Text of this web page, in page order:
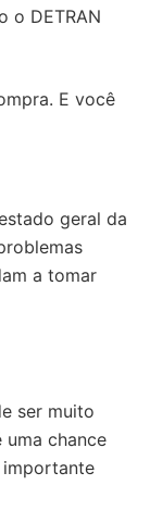
o DETRAN
E você
geral da
a tomar
ser muito
uma chance
importante